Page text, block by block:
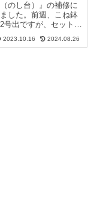
のし台）』の補修に
した。前週、こね鉢
号出ですが、セットで
当然かなりの年代
れた痕もあちこちに
2023.10.16 2024.08.26